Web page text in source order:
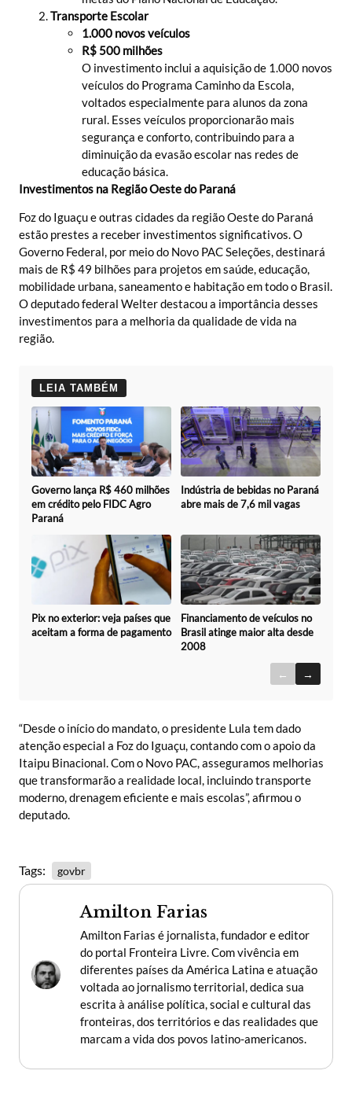
Transporte Escolar
1.000 novos veículos
R$ 500 milhões
O investimento inclui a aquisição de 1.000 novos
veículos do Programa Caminho da Escola,
voltados especialmente para alunos da zona
rural. Esses veículos proporcionarão mais
segurança e conforto, contribuindo para a
diminuição da evasão escolar nas redes de
educação básica.
Investimentos na Região Oeste do Paraná
Foz do Iguaçu e outras cidades da região Oeste do Paraná
estão prestes a receber investimentos significativos. O
Governo Federal, por meio do Novo PAC Seleções, destinará
mais de R$ 49 bilhões para projetos em saúde, educação,
mobilidade urbana, saneamento e habitação em todo o Brasil.
O deputado federal Welter destacou a importância desses
investimentos para a melhoria da qualidade de vida na
região.
LEIA TAMBÉM
Governo lança R$ 460 milhões
em crédito pelo FIDC Agro
Paraná
Indústria de bebidas no Paraná
abre mais de 7,6 mil vagas
Pix no exterior: veja países que
aceitam a forma de pagamento
Financiamento de veículos no
Brasil atinge maior alta desde
2008
← →
“Desde o início do mandato, o presidente Lula tem dado
atenção especial a Foz do Iguaçu, contando com o apoio da
Itaipu Binacional. Com o Novo PAC, asseguramos melhorias
que transformarão a realidade local, incluindo transporte
moderno, drenagem eficiente e mais escolas”, afirmou o
deputado.
Tags: govbr
Amilton Farias
Amilton Farias é jornalista, fundador e editor
do portal Fronteira Livre. Com vivência em
diferentes países da América Latina e atuação
voltada ao jornalismo territorial, dedica sua
escrita à análise política, social e cultural das
fronteiras, dos territórios e das realidades que
marcam a vida dos povos latino-americanos.